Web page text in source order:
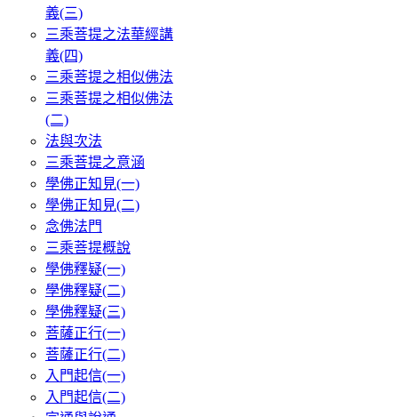
義(三)
三乘菩提之法華經講
義(四)
三乘菩提之相似佛法
三乘菩提之相似佛法
(二)
法與次法
三乘菩提之意涵
學佛正知見(一)
學佛正知見(二)
念佛法門
三乘菩提概說
學佛釋疑(一)
學佛釋疑(二)
學佛釋疑(三)
菩薩正行(一)
菩薩正行(二)
入門起信(一)
入門起信(二)